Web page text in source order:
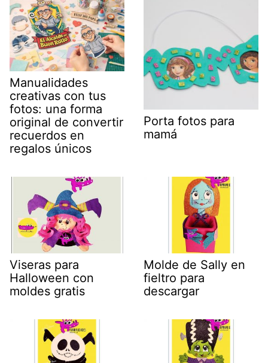
Manualidades
creativas con tus
fotos: una forma
original de convertir
recuerdos en
regalos únicos
Porta fotos para
mamá
Viseras para
Halloween con
moldes gratis
Molde de Sally en
fieltro para
descargar